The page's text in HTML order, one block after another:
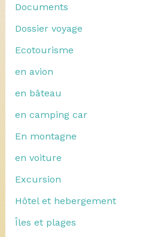
Documents
Dossier voyage
Ecotourisme
en avion
en bâteau
en camping car
En montagne
en voiture
Excursion
Hôtel et hebergement
Îles et plages